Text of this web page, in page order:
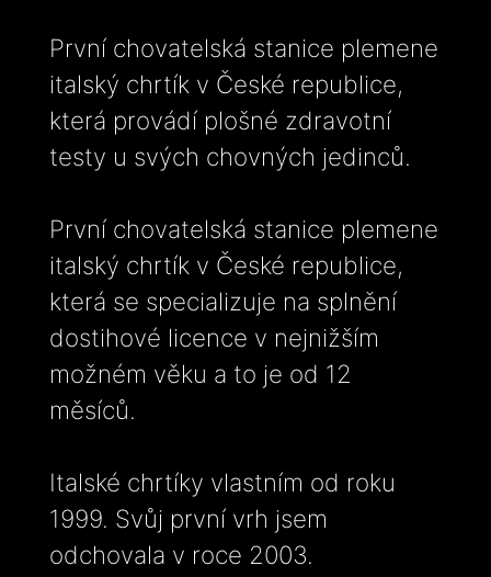
První chovatelská stanice plemene
italský chrtík v České republice,
která provádí plošné zdravotní
testy u svých chovných jedinců.
První chovatelská stanice plemene
italský chrtík v České republice,
která se specializuje na splnění
dostihové licence v nejnižším
možném věku a to je od 12
měsíců.
Italské chrtíky vlastním od roku
1999. Svůj první vrh jsem
odchovala v roce 2003.